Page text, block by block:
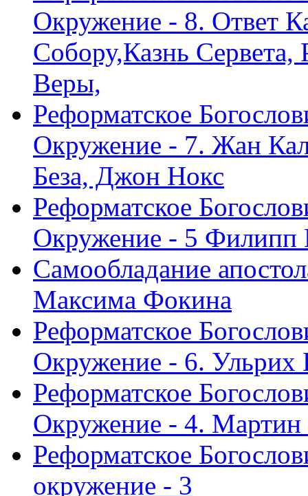
Окружение - 8. Ответ
Собору,Казнь Сервета,
Веры,
Реформатское
Окружение - 7. Жан
Беза, Джон Нокс
Реформатское
Окружение - 5 Филипп
Самообладание
Максима Фокина
Реформатское
Окружение - 6. Ульрих
Реформатское
Окружение - 4.
Реформатское
окружение - 3